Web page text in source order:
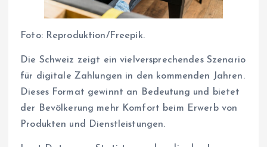
Foto: Reproduktion/Freepik.
Die Schweiz zeigt ein vielversprechendes Szenario
für digitale Zahlungen in den kommenden Jahren.
Dieses Format gewinnt an Bedeutung und bietet
der Bevölkerung mehr Komfort beim Erwerb von
Produkten und Dienstleistungen.